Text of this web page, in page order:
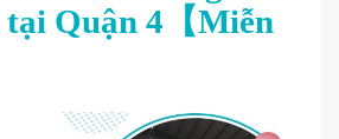
tại Quận 4【Miễn